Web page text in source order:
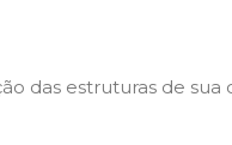
das estruturas de sua